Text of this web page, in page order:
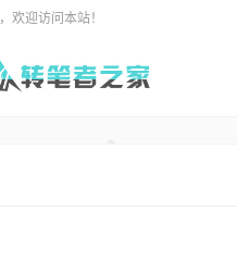
欢迎访问本站！